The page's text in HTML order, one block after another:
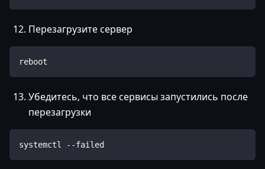
Перезагрузите сервер
reboot
Убедитесь, что все сервисы запустились после
перезагрузки
systemctl --failed